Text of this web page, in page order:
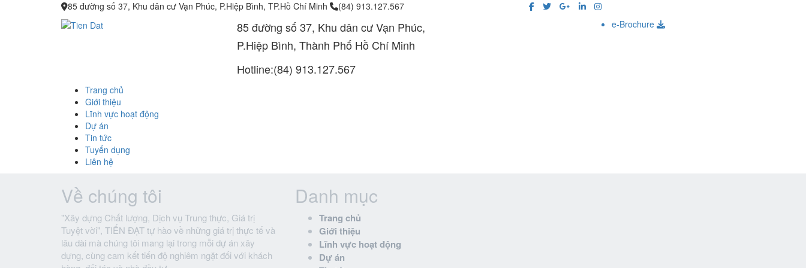
85 đường số 37, Khu dân cư Vạn Phúc, P.Hiệp Bình, TP.Hồ Chí Minh (84) 913.127.567
85 đường số 37, Khu dân cư Vạn Phúc,
P.Hiệp Bình, Thành Phố Hồ Chí Minh
Hotline:(84) 913.127.567
e-Brochure
Trang chủ
Giới thiệu
Lĩnh vực hoạt động
Dự án
Tin tức
Tuyển dụng
Liên hệ
Về chúng tôi
"Xây dựng Chất lượng, Dịch vụ Trung thực, Giá trị
Tuyệt vời", TIẾN ĐẠT tự hào về những giá trị thực tế và
lâu dài mà chúng tôi mang lại trong mỗi dự án xây
dựng, cùng cam kết tiến độ nghiêm ngặt đối với khách
Danh mục
Trang chủ
Giới thiệu
Lĩnh vực hoạt động
Dự án